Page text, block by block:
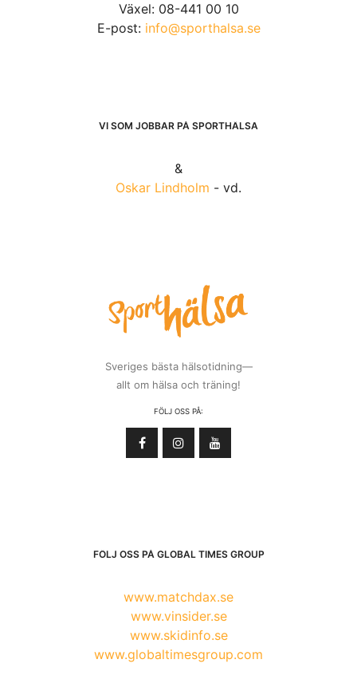
Växel: 08-441 00 10
E-post: info@sporthalsa.se
VI SOM JOBBAR PÅ SPORTHÄLSA
&
Oskar Lindholm - vd.
Sveriges bästa hälsotidning—
allt om hälsa och träning!
FÖLJ OSS PÅ:
FÖLJ OSS PÅ GLOBAL TIMES GROUP
www.matchdax.se
www.vinsider.se
www.skidinfo.se
www.globaltimesgroup.com